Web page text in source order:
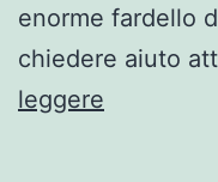
enorme fardello
chiedere aiuto
leggere